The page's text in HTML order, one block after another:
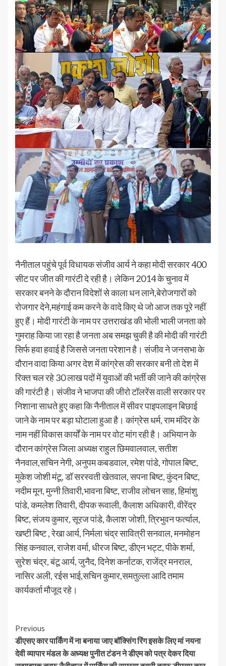
नैनीताल पहुंचे पूर्व विधायक संजीव आर्य ने कहा मोदी सरकार 400
सीट पर जीत की गारंटी दे रही है। लेकिन 2014 के चुनाव में
सरकार बनने के दौरान विदेशों से काला धन लाने,बेरोजगारों को
रोजगार देने,महंगाई कम करने के वादे किए थे जो आज तक पूरे नहीं
हुए हैं। मोदी गारंटी के नाम पर उत्तराखंड की भोली भाली जनता को
गुमराह किया जा रहा है जनता अब समझ चुकी है की मोदी की गारंटी
सिर्फ हवा हवाई है जिससे जनता परेशान है। संजीव ने जनसभा के
दौरान वादा किया अगर देश में कांग्रेस की सरकार बनी तो देश में
रिक्त चल रहे 30 लाख पदों में युवाओं की भर्ती की जाने की कांग्रेस
की गारंटी है। संजीव ने भाजपा की जीरो टॉलरेंस वाली सरकार पर
निशाना साधते हुए कहा कि नैनीताल में सीवर पाइपलाइन बिछाई
जाने के नाम पर बड़ा घोटाला हुआ है। कांग्रेस धर्म, राम मंदिर के
नाम नहीं विकास कार्यों के नाम पर वोट मांग रही है। अभियान के
दौरान कांग्रेस जिला अध्यक्ष राहुल छिमवालवाल, सतीश
नैनवाल,सचिन नेगी, अनुपम कबडवाल, रमेश पांडे, गोपाल बिष्ट,
मुकेश जोशी मंटू, डॉ सरस्वती खेतवाल, सपना बिष्ट, कुंदन बिष्ट,
नदीम मून, मुन्नी तिवारी,भावना बिष्ट, राजीव लोचन साह, हिमांशु
पांडे, कमलेश तिवारी, दीपक रूवाली, कैलाश अधिकारी, वीरेंद्र
बिष्ट, संजय कुमार, सूरज पांडे, कैलाश जोशी, त्रिभुवन फर्त्याल,
खष्टी बिष्ट , रेखा आर्य, निर्मला चंद्र सावित्री सनवाल, मनमोहन
सिंह कनवाल, राजेश वर्मा, धीरज बिष्ट, डीएन भट्ट, पीके शर्मा,
सुरेश चंद्र, बंटू आर्य, जुनैद, दिनेश कर्नाटक, राजेंद्र मनराल,
नासिर अली, रईस भाई,सचिन कुमार,समतुल्ला आदि तमाम
कार्यकर्ता मौजूद रहे।
Continue
Reading
Previous
डीएसए कार पार्किंग में ना बनाया जाए बॉक्सिंग रिंग इसके लिए मां नयना
देवी व्यापार मंडल के अध्यक्ष पुनीत टंडन ने डीएम को पत्र देकर दिया